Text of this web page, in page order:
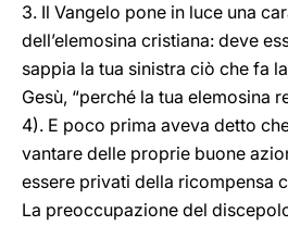
3. Il Vangelo pone in luce una
dell’elemosina cristiana: deve
sappia la tua sinistra ciò che fa
Gesù, “perché la tua elemosina
4). E poco prima aveva detto
vantare delle proprie buone
essere privati della ricompensa
La preoccupazione del